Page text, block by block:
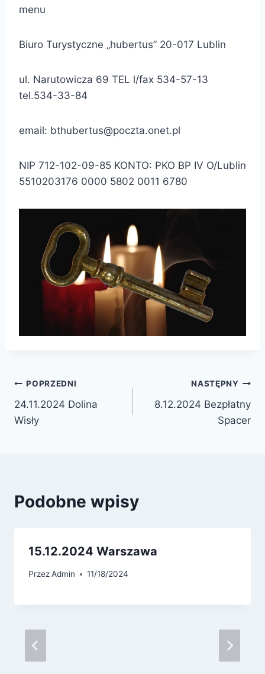
menu
Biuro Turystyczne „hubertus” 20-017 Lublin
ul. Narutowicza 69 TEL l/fax 534-57-13
tel.534-33-84
email: bthubertus@poczta.onet.pl
NIP 712-102-09-85 KONTO: PKO BP IV O/Lublin
5510203176 0000 5802 0011 6780
Nawigacja
wpisu
POPRZEDNI
24.11.2024 Dolina
Wisły
NASTĘPNY
8.12.2024 Bezpłatny
Spacer
Podobne wpisy
15.12.2024 Warszawa
PrzezAdmin 11/18/2024